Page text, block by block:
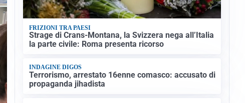
FRIZIONI TRA PAESI
Strage di Crans-Montana, la Svizzera nega all’Italia
la parte civile: Roma presenta ricorso
INDAGINE DIGOS
Terrorismo, arrestato 16enne comasco: accusato di
propaganda jihadista